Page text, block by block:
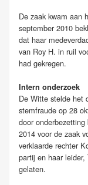
De zaak kwam aan
september 2010
dat haar
van Roy H. in ruil
had gekregen.
Intern onderzoek
De Witte stelde het
stemfraude op 28
door
2014 voor de zaak
verklaarde rechter
partij en haar
gelaten.